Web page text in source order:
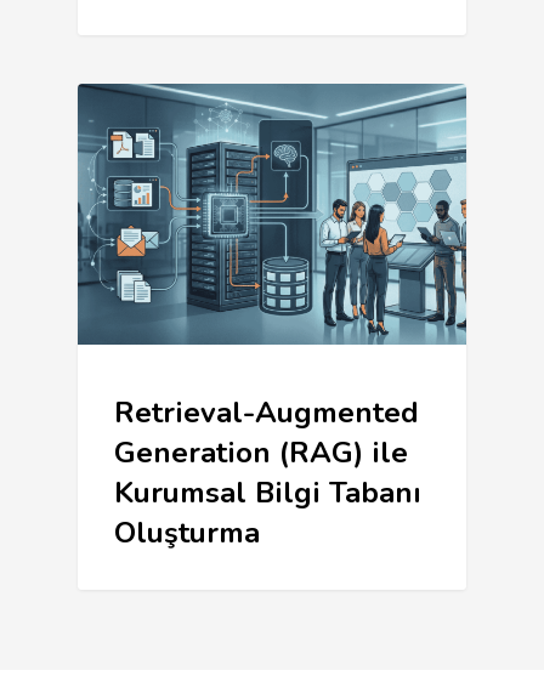
Retrieval-Augmented
Generation (RAG) ile
Kurumsal Bilgi Tabanı
Oluşturma